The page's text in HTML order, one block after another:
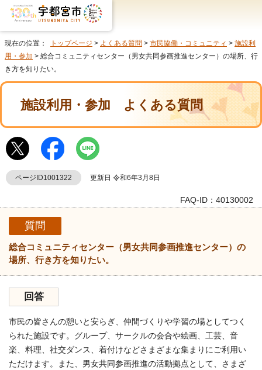
現在の位置： トップページ > よくある質問 > 市民協働・コミュニティ > 施設利
用・参加 > 総合コミュニティセンター（男女共同参画推進センター）の場所、行
き方を知りたい。
施設利用・参加 よくある質問
ページID1001322 更新日 令和6年3月8日
FAQ-ID：40130002
質問
総合コミュニティセンター（男女共同参画推進センター）の
場所、行き方を知りたい。
回答
市民の皆さんの憩いと安らぎ、仲間づくりや学習の場としてつく
られた施設です。グループ、サークルの会合や絵画、工芸、音
楽、料理、社交ダンス、着付けなどさまざまな集まりにご利用い
ただけます。また、男女共同参画推進の活動拠点として、さまざ